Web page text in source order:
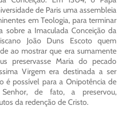
de Paris uma assembleia
em Teologia, para terminar
sobre a Imaculada Conceição da
João Duns Escoto quem
ao mostrar que era sumamente
preservasse Maria do pecado
Virgem era destinada a ser
é possível para a Onipotência de
de fato, a preservou,
da redenção de Cristo.